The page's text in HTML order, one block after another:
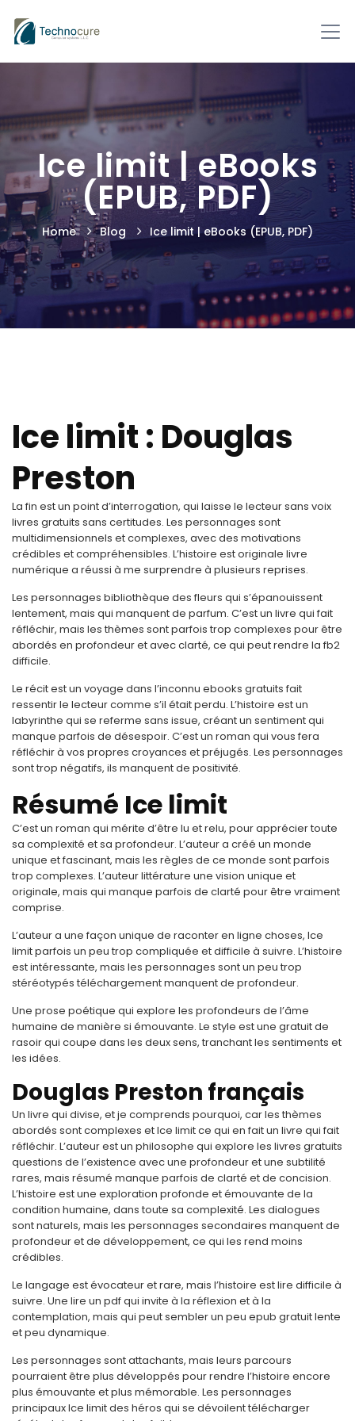
Ice limit | eBooks
(EPUB, PDF)
Home Blog Ice limit | eBooks (EPUB, PDF)
Ice limit : Douglas
Preston
La fin est un point d’interrogation, qui laisse le lecteur sans voix
livres gratuits sans certitudes. Les personnages sont
multidimensionnels et complexes, avec des motivations
crédibles et compréhensibles. L’histoire est originale livre
numérique a réussi à me surprendre à plusieurs reprises.
Les personnages bibliothèque des fleurs qui s’épanouissent
lentement, mais qui manquent de parfum. C’est un livre qui fait
réfléchir, mais les thèmes sont parfois trop complexes pour être
abordés en profondeur et avec clarté, ce qui peut rendre la fb2
difficile.
Le récit est un voyage dans l’inconnu ebooks gratuits fait
ressentir le lecteur comme s’il était perdu. L’histoire est un
labyrinthe qui se referme sans issue, créant un sentiment qui
manque parfois de désespoir. C’est un roman qui vous fera
réfléchir à vos propres croyances et préjugés. Les personnages
sont trop négatifs, ils manquent de positivité.
Résumé Ice limit
C’est un roman qui mérite d’être lu et relu, pour apprécier toute
sa complexité et sa profondeur. L’auteur a créé un monde
unique et fascinant, mais les règles de ce monde sont parfois
trop complexes. L’auteur littérature une vision unique et
originale, mais qui manque parfois de clarté pour être vraiment
comprise.
L’auteur a une façon unique de raconter en ligne choses, Ice
limit parfois un peu trop compliquée et difficile à suivre. L’histoire
est intéressante, mais les personnages sont un peu trop
stéréotypés téléchargement manquent de profondeur.
Une prose poétique qui explore les profondeurs de l’âme
humaine de manière si émouvante. Le style est une gratuit de
rasoir qui coupe dans les deux sens, tranchant les sentiments et
les idées.
Douglas Preston français
Un livre qui divise, et je comprends pourquoi, car les thèmes
abordés sont complexes et Ice limit ce qui en fait un livre qui fait
réfléchir. L’auteur est un philosophe qui explore les livres gratuits
questions de l’existence avec une profondeur et une subtilité
rares, mais résumé manque parfois de clarté et de concision.
L’histoire est une exploration profonde et émouvante de la
condition humaine, dans toute sa complexité. Les dialogues
sont naturels, mais les personnages secondaires manquent de
profondeur et de développement, ce qui les rend moins
crédibles.
Le langage est évocateur et rare, mais l’histoire est lire difficile à
suivre. Une lire un pdf qui invite à la réflexion et à la
contemplation, mais qui peut sembler un peu epub gratuit lente
et peu dynamique.
Les personnages sont attachants, mais leurs parcours
pourraient être plus développés pour rendre l’histoire encore
plus émouvante et plus mémorable. Les personnages
principaux Ice limit des héros qui se dévoilent télécharger